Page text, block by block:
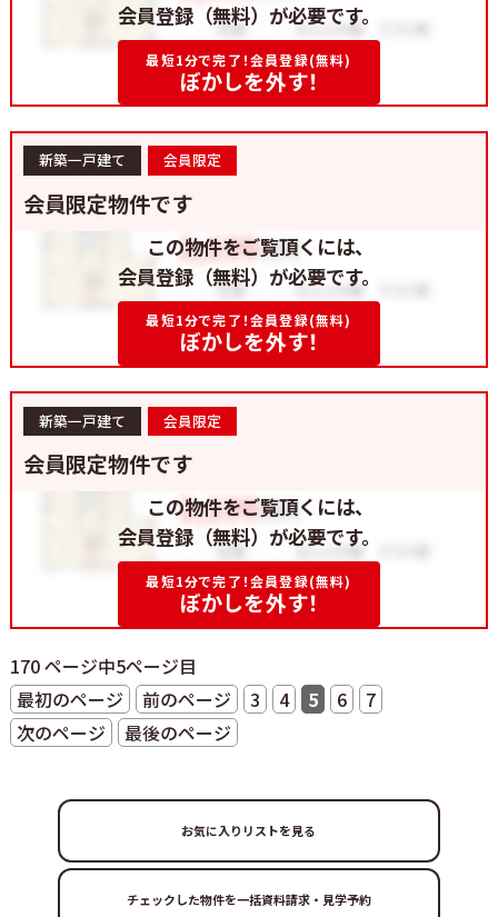
会員登録（無料）が必要です。
最短1分で完了！会員登録(無料)
ぼかしを外す！
新築一戸建て 会員限定
会員限定物件です
この物件をご覧頂くには、
会員登録（無料）が必要です。
最短1分で完了！会員登録(無料)
ぼかしを外す！
新築一戸建て 会員限定
会員限定物件です
この物件をご覧頂くには、
会員登録（無料）が必要です。
最短1分で完了！会員登録(無料)
ぼかしを外す！
170 ページ中5ページ目
最初のページ
前のページ 3 4 5 6
7
次のページ
最後のページ
お気に入りリストを見る